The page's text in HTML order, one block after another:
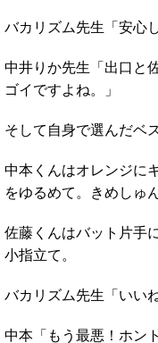
バカリズム先生「安心
中井りか先生「出口と
ゴイですよね。」
そして自身で選んだベ
中本くんはオレンジに
をゆるめて。きめしゅ
佐藤くんはバット片手
小指立て。
バカリズム先生「いい
中本「もう最悪！ホン